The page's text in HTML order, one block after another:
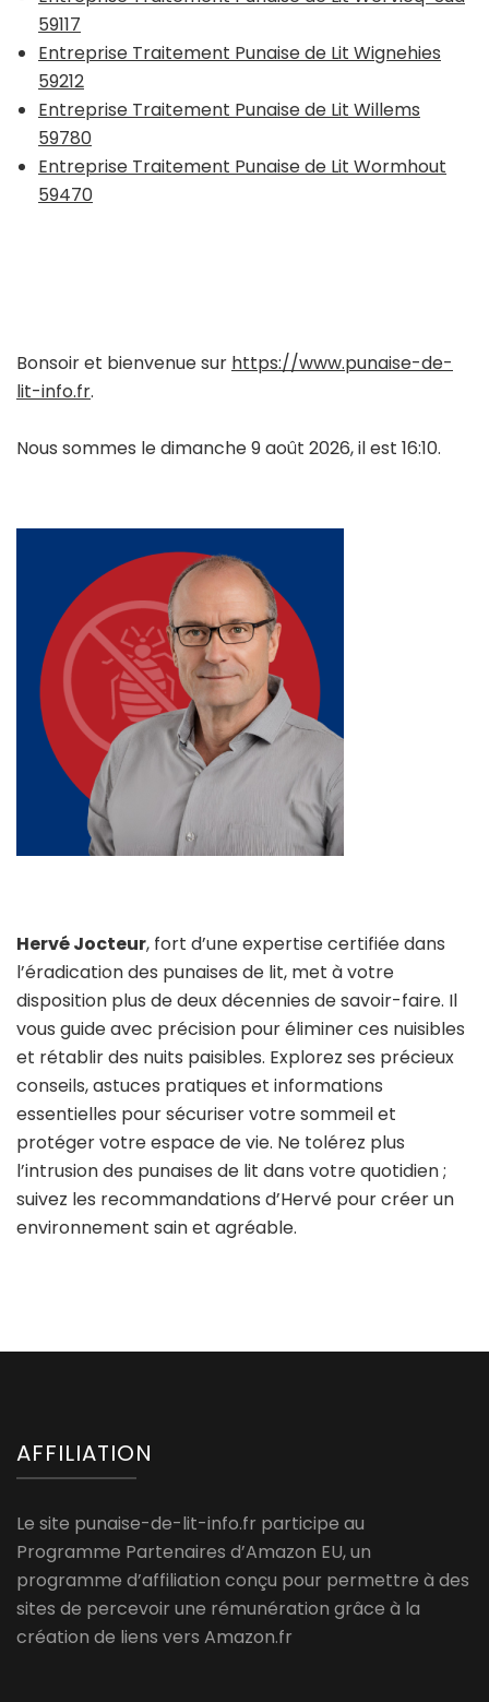
59117
Entreprise Traitement Punaise de Lit Wignehies
59212
Entreprise Traitement Punaise de Lit Willems
59780
Entreprise Traitement Punaise de Lit Wormhout
59470
Bonsoir et bienvenue sur https://www.punaise-de-
lit-info.fr.
Nous sommes le dimanche 9 août 2026, il est 16:10.
Hervé Jocteur, fort d’une expertise certifiée dans
l’éradication des punaises de lit, met à votre
disposition plus de deux décennies de savoir-faire. Il
vous guide avec précision pour éliminer ces nuisibles
et rétablir des nuits paisibles. Explorez ses précieux
conseils, astuces pratiques et informations
essentielles pour sécuriser votre sommeil et
protéger votre espace de vie. Ne tolérez plus
l’intrusion des punaises de lit dans votre quotidien ;
suivez les recommandations d’Hervé pour créer un
environnement sain et agréable.
AFFILIATION
Le site punaise-de-lit-info.fr participe au
Programme Partenaires d’Amazon EU, un
programme d’affiliation conçu pour permettre à des
sites de percevoir une rémunération grâce à la
création de liens vers Amazon.fr